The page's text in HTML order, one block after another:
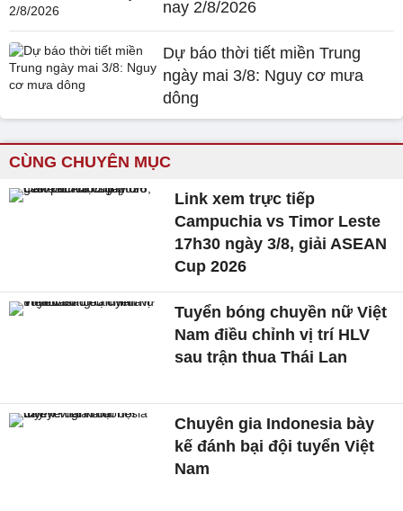
nay 2/8/2026
Dự báo thời tiết miền Trung
ngày mai 3/8: Nguy cơ mưa
dông
CÙNG CHUYÊN MỤC
Link xem trực tiếp
Campuchia vs Timor Leste
17h30 ngày 3/8, giải ASEAN
Cup 2026
Tuyển bóng chuyền nữ Việt
Nam điều chỉnh vị trí HLV
sau trận thua Thái Lan
Chuyên gia Indonesia bày
kế đánh bại đội tuyển Việt
Nam